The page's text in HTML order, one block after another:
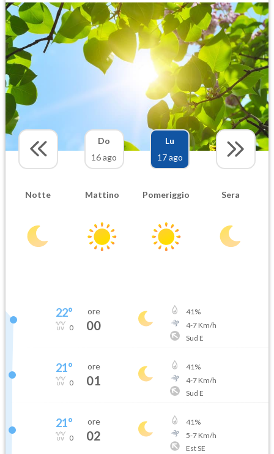
Do
16 ago
Lu
17 ago
Notte Mattino Pomeriggio Sera
22°
0
ore
00
41%
4-7Km/h
Sud E
21°
0
ore
01
41%
4-7Km/h
Sud E
21°
0
ore
02
41%
5-7Km/h
Est SE